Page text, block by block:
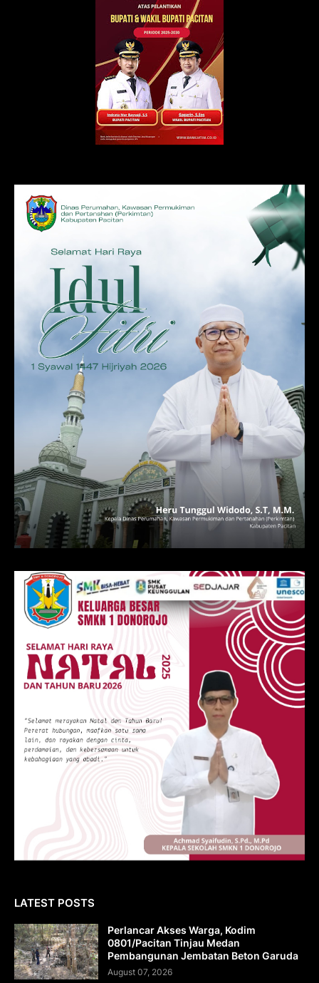
LATEST POSTS
Perlancar Akses Warga, Kodim
0801/Pacitan Tinjau Medan
Pembangunan Jembatan Beton Garuda
August 07, 2026